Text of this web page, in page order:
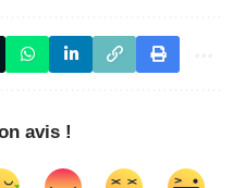
avis !